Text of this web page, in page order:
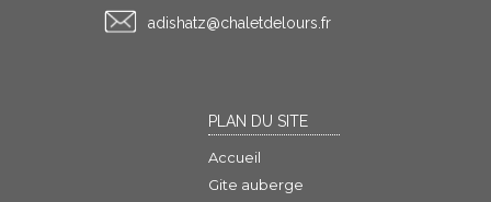
rf.sruoledtelahc@ztahsida
PLAN DU SITE
Accueil
Gite auberge